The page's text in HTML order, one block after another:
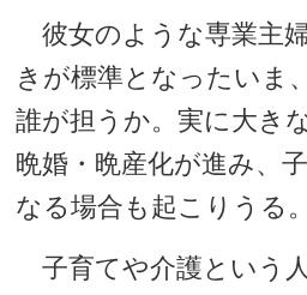
彼女のような専業主
きが標準となったいま
誰が担うか。実に大き
晩婚・晩産化が進み、
なる場合も起こりうる。
子育てや介護という